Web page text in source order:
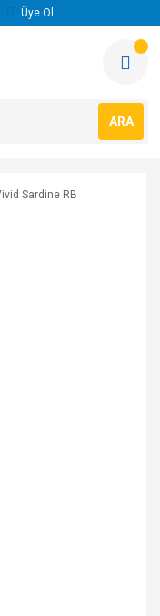
Üye Ol
ARA